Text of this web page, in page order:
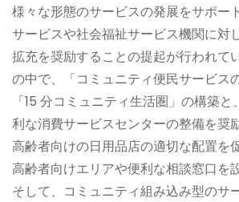
様々な形態のサービスの発展をサポー
サービスや社会福祉サービス機関に対
拡充を奨励することの提起が行われて
の中で、「コミュニティ便民サービス
「15 分コミュニティ生活圏」の構築
利な消費サービスセンターの整備を奨
高齢者向けの日用品店の適切な配置を
高齢者向けエリアや便利な相談窓口を
そして、コミュニティ組み込み型のサ